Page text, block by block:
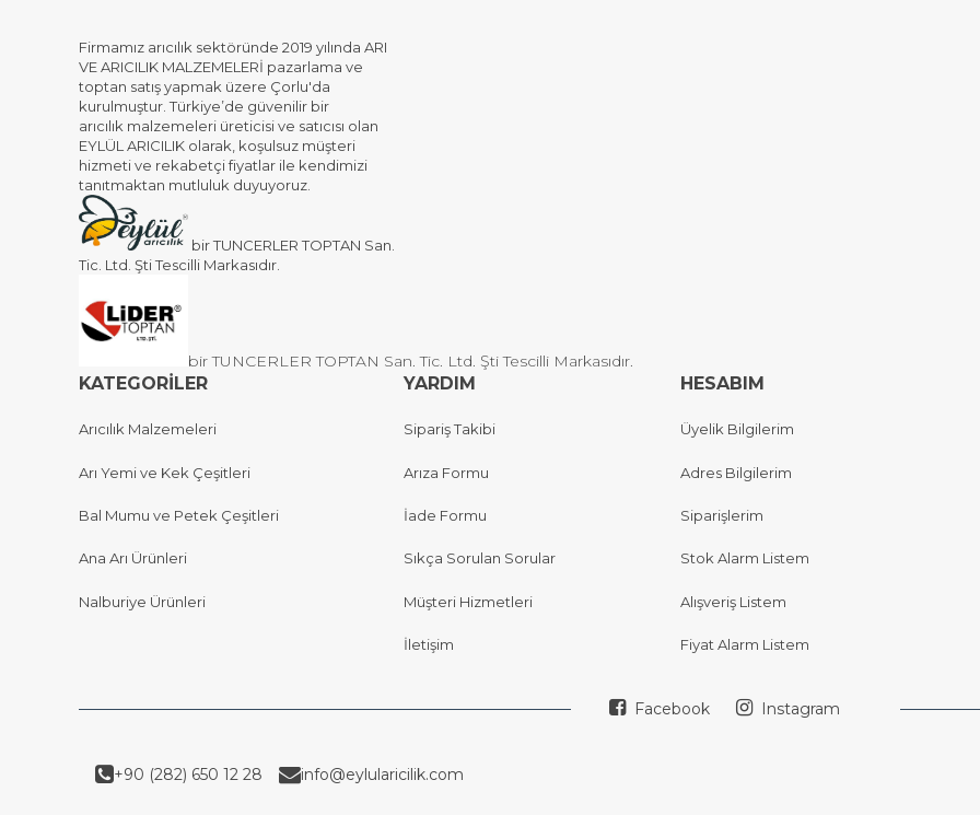
Firmamız arıcılık sektöründe 2019 yılında ARI
VE ARICILIK MALZEMELERİ pazarlama ve
toptan satış yapmak üzere Çorlu'da
kurulmuştur. Türkiye’de güvenilir bir
arıcılık malzemeleri üreticisi ve satıcısı olan
EYLÜL ARICILIK olarak, koşulsuz müşteri
hizmeti ve rekabetçi fiyatlar ile kendimizi
tanıtmaktan mutluluk duyuyoruz.
bir TUNCERLER TOPTAN San.
Tic. Ltd. Şti Tescilli Markasıdır.
bir TUNCERLER TOPTAN San. Tic. Ltd. Şti Tescilli Markasıdır.
KATEGORİLER
Arıcılık Malzemeleri
Arı Yemi ve Kek Çeşitleri
Bal Mumu ve Petek Çeşitleri
Ana Arı Ürünleri
Nalburiye Ürünleri
YARDIM
Sipariş Takibi
Arıza Formu
İade Formu
Sıkça Sorulan Sorular
Müşteri Hizmetleri
İletişim
HESABIM
Üyelik Bilgilerim
Adres Bilgilerim
Siparişlerim
Stok Alarm Listem
Alışveriş Listem
Fiyat Alarm Listem
Facebook Instagram
+90 (282) 650 12 28 info@eylularicilik.com